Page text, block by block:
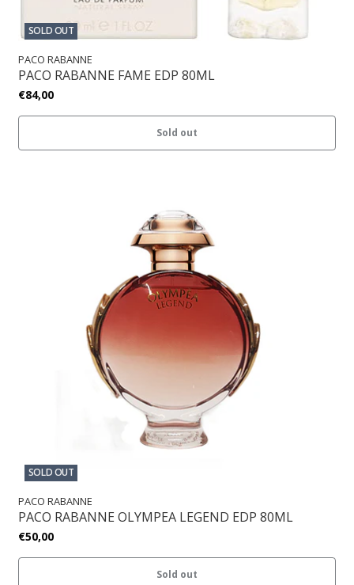
SOLD OUT
PACO RABANNE
PACO RABANNE FAME EDP 80ML
€84,00
Sold out
SOLD OUT
PACO RABANNE
PACO RABANNE OLYMPEA LEGEND EDP 80ML
€50,00
Sold out